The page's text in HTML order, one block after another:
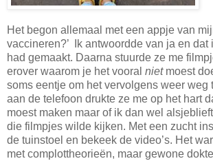
Het begon allemaal met een appje van
vaccineren?’ Ik antwoordde van ja en dat
had gemaakt. Daarna stuurde ze me
erover waarom je het vooral nietmoest
soms eentje om het vervolgens weer weg
aan de telefoon drukte ze me op het hart
moest maken maar of ik dan wel
die filmpjes wilde kijken. Met een zucht
de tuinstoel en bekeek de video’s. Het
met complottheorieën, maar gewone